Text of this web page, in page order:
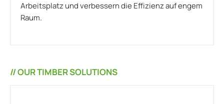
Arbeitsplatz und verbessern die Effizienz auf engem
Raum.
// OUR TIMBER SOLUTIONS